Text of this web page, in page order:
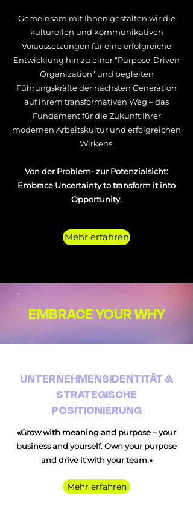
Gemeinsam mit Ihnen gestalten wir die
kulturellen und kommunikativen
Voraussetzungen für eine erfolgreiche
Entwicklung hin zu einer "Purpose-Driven
Organization" und begleiten
Führungskräfte der nächsten Generation
auf ihrem transformativen Weg – das
Fundament für die Zukunft Ihrer
modernen Arbeitskultur und erfolgreichen
Wirkens.
Von der Problem- zur Potenzialsicht:
Embrace Uncertainty to transform it into
Opportunity.
Mehr erfahren
EMBRACE YOUR WHY
UNTERNEHMENSIDENTITÄT &
STRATEGISCHE
POSITIONIERUNG
«Grow with meaning and purpose –your
business and yourself. Own your purpose
and drive it with your team.»
Mehr erfahren